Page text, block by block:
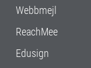
Webbmejl
ReachMee
Edusign